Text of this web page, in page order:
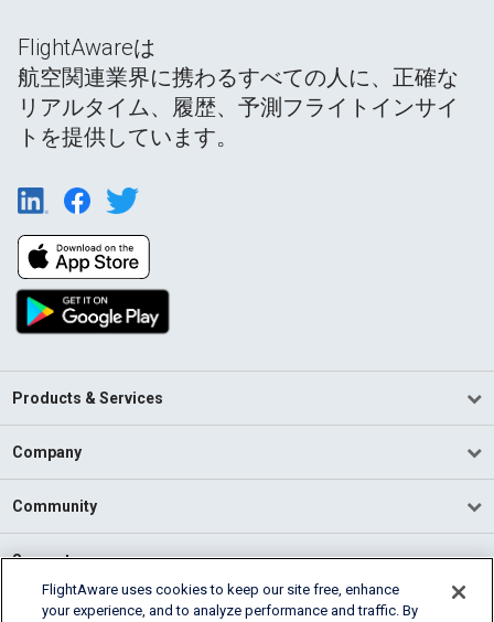
FlightAwareは
航空関連業界に携わるすべての人に、正確な
リアルタイム、履歴、予測フライトインサイ
トを提供しています。
Products & Services
Company
Community
Support
English (USA)
FlightAware uses cookies to keep our site free, enhance
your experience, and to analyze performance and traffic. By